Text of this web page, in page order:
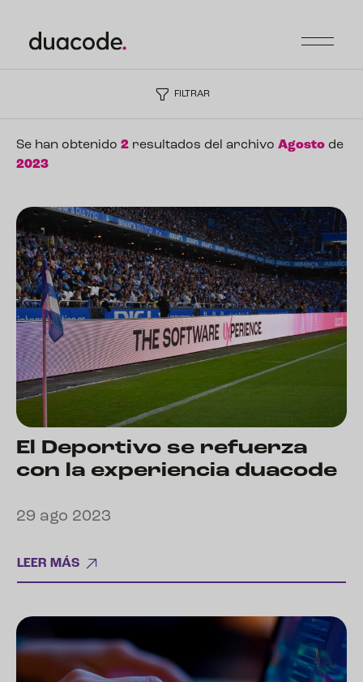
FILTRAR
Se han obtenido 2 resultados del archivo Agosto de
2023
El Deportivo se refuerza
con la experiencia duacode
29 ago 2023
LEER MÁS